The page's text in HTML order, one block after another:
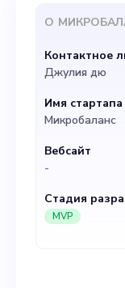
нашей
нашего
О
Контактное
Джулия дю
Имя стартапа
Микробаланс
Вебсайт
-
Стадия
MVP